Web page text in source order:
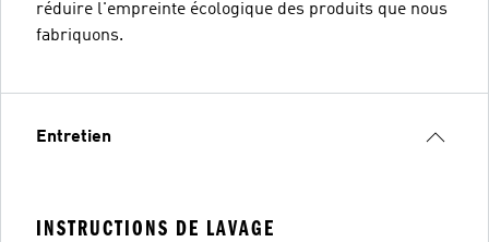
réduire l'empreinte écologique des produits que nous
fabriquons.
Entretien
INSTRUCTIONS DE LAVAGE